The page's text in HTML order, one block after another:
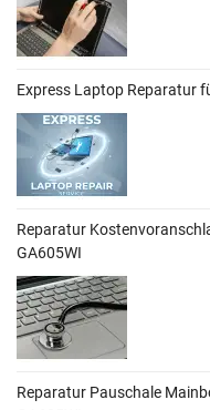
Express Laptop Reparatur
Reparatur
GA605WI
Reparatur Pauschale